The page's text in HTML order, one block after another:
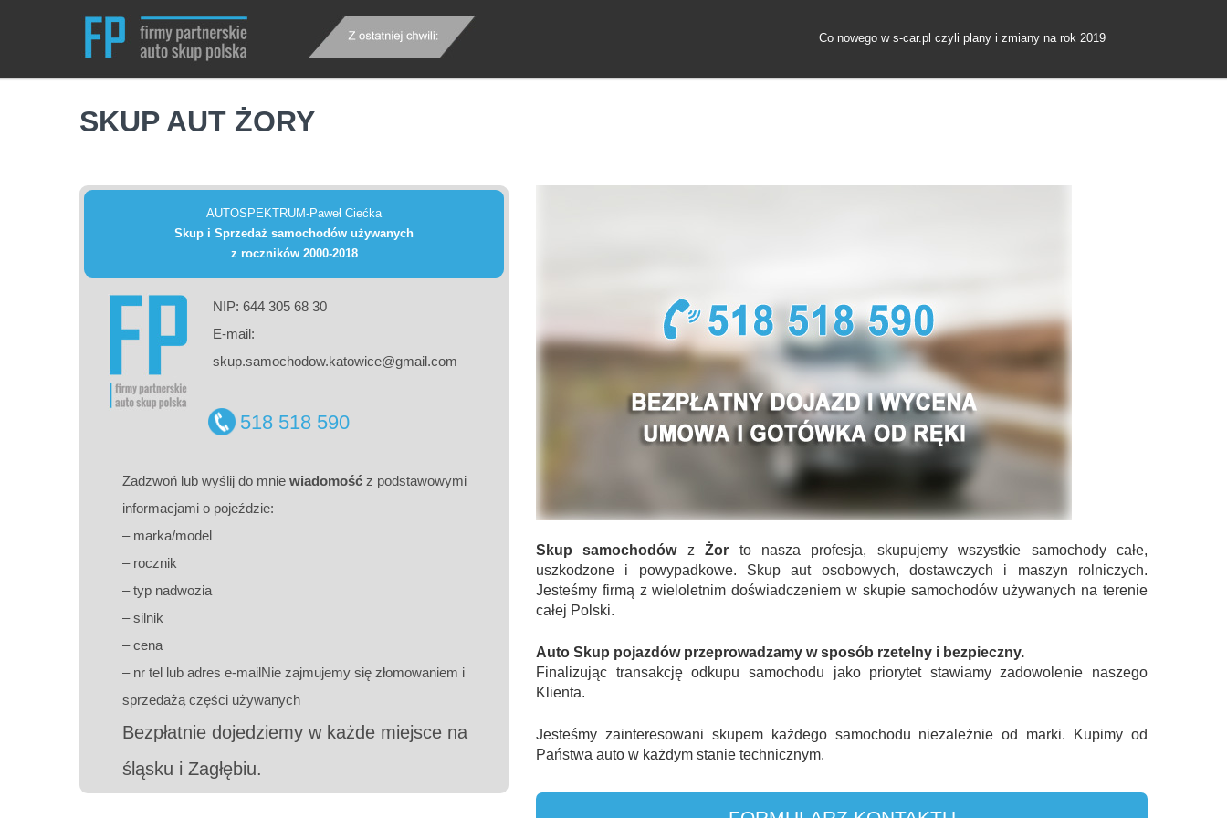
Co nowego w s-car.pl czyli plany i zmiany na rok 2019
SKUP AUT ŻORY
AUTOSPEKTRUM-Paweł Ciećka
Skup i Sprzedaż samochodów używanych
z roczników 2000-2018
NIP: 644 305 68 30
E-mail:
skup.samochodow.katowice@gmail.com
518 518 590
Zadzwoń lub wyślij do mnie wiadomość z podstawowymi
informacjami o pojeździe:
– marka/model
– rocznik
– typ nadwozia
– silnik
– cena
– nr tel lub adres e-mailNie zajmujemy się złomowaniem i
sprzedażą części używanych
Bezpłatnie dojedziemy w każde miejsce na
śląsku i Zagłębiu.
Skup samochodówzŻor to nasza profesja, skupujemy wszystkie samochody całe,
uszkodzone i powypadkowe. Skup aut osobowych, dostawczych i maszyn rolniczych.
Jesteśmy firmą z wieloletnim doświadczeniem w skupie samochodów używanych na terenie
całej Polski.
Auto Skup pojazdów przeprowadzamy w sposób rzetelny i bezpieczny.
Finalizując transakcję odkupu samochodu jako priorytet stawiamy zadowolenie naszego
Klienta.
Jesteśmy zainteresowani skupem każdego samochodu niezależnie od marki. Kupimy od
Państwa auto w każdym stanie technicznym.